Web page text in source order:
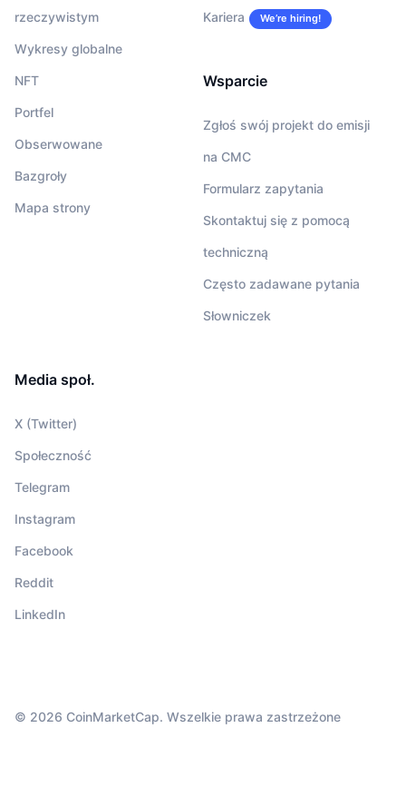
rzeczywistym
Wykresy globalne
NFT
Portfel
Obserwowane
Bazgroły
Mapa strony
Kariera We’re hiring!
Wsparcie
Zgłoś swój projekt do emisji
na CMC
Formularz zapytania
Skontaktuj się z pomocą
techniczną
Często zadawane pytania
Słowniczek
Media społ.
X (Twitter)
Społeczność
Telegram
Instagram
Facebook
Reddit
LinkedIn
© 2026 CoinMarketCap. Wszelkie prawa zastrzeżone